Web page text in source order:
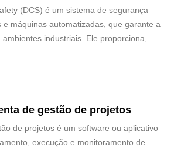
(DCS) é um sistema de segurança
e máquinas automatizadas, que garante a
industriais. Ele proporciona,
de gestão de projetos
de projetos é um software ou aplicativo
execução e monitoramento de